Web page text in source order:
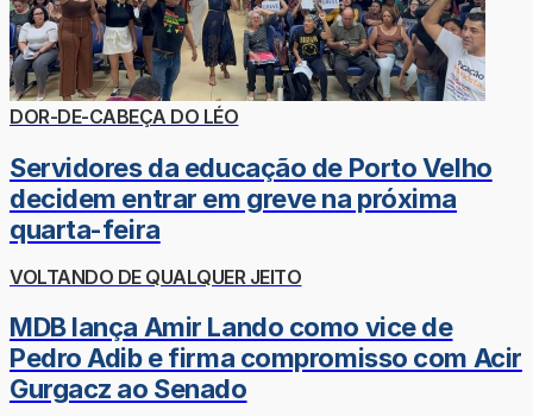
DOR-DE-CABEÇA DO LÉO
Servidores da educação de Porto Velho
decidem entrar em greve na próxima
quarta-feira
VOLTANDO DE QUALQUER JEITO
MDB lança Amir Lando como vice de
Pedro Adib e firma compromisso com Acir
Gurgacz ao Senado